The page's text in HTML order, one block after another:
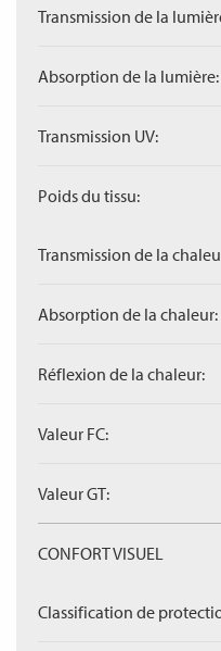
Transmission de la
Absorption de la lumière:
Transmission UV:
Poids du tissu:
Transmission de la
Absorption de la chaleur:
Réflexion de la chaleur:
Valeur FC:
Valeur GT:
CONFORT VISUEL
Classification de